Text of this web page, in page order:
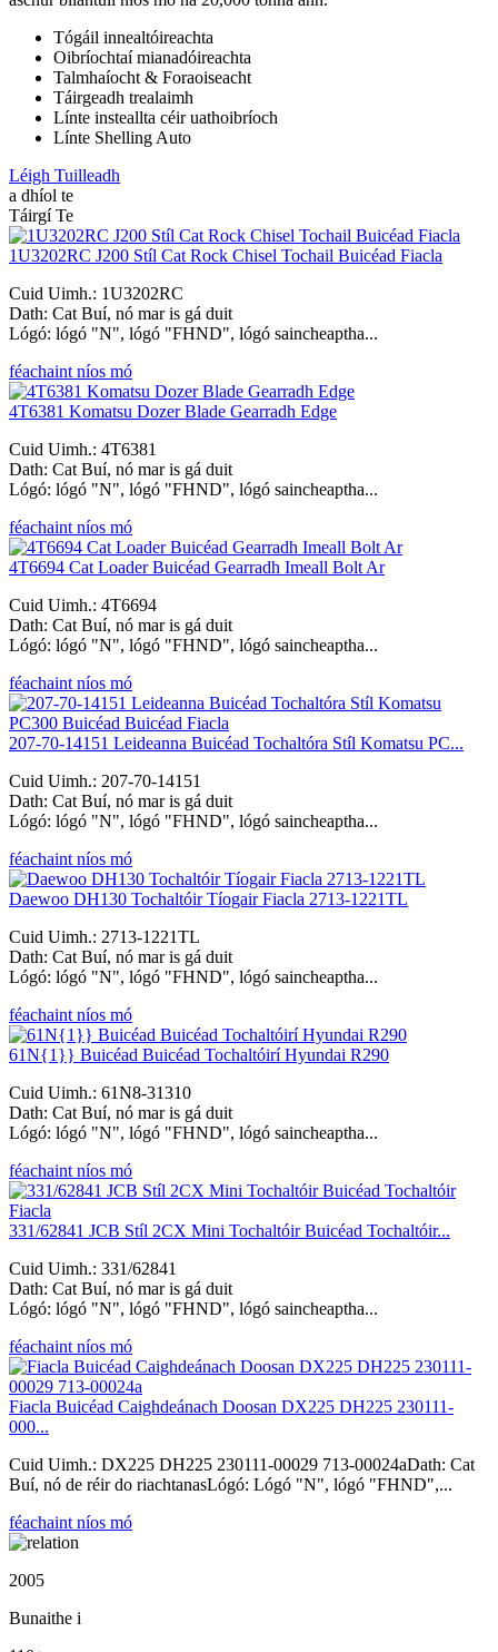
Tógáil innealtóireachta
Oibríochtaí mianadóireachta
Talmhaíocht & Foraoiseacht
Táirgeadh trealaimh
Línte insteallta céir uathoibríoch
Línte Shelling Auto
Léigh Tuilleadh
a dhíol te
Táirgí Te
1U3202RC J200 Stíl Cat Rock Chisel Tochail Buicéad Fiacla
Cuid Uimh.: 1U3202RC
Dath: Cat Buí, nó mar is gá duit
Lógó: lógó "N", lógó "FHND", lógó saincheaptha...
féachaint níos mó
4T6381 Komatsu Dozer Blade Gearradh Edge
Cuid Uimh.: 4T6381
Dath: Cat Buí, nó mar is gá duit
Lógó: lógó "N", lógó "FHND", lógó saincheaptha...
féachaint níos mó
4T6694 Cat Loader Buicéad Gearradh Imeall Bolt Ar
Cuid Uimh.: 4T6694
Dath: Cat Buí, nó mar is gá duit
Lógó: lógó "N", lógó "FHND", lógó saincheaptha...
féachaint níos mó
207-70-14151 Leideanna Buicéad Tochaltóra Stíl Komatsu PC...
Cuid Uimh.: 207-70-14151
Dath: Cat Buí, nó mar is gá duit
Lógó: lógó "N", lógó "FHND", lógó saincheaptha...
féachaint níos mó
Daewoo DH130 Tochaltóir Tíogair Fiacla 2713-1221TL
Cuid Uimh.: 2713-1221TL
Dath: Cat Buí, nó mar is gá duit
Lógó: lógó "N", lógó "FHND", lógó saincheaptha...
féachaint níos mó
61N{1}} Buicéad Buicéad Tochaltóirí Hyundai R290
Cuid Uimh.: 61N8-31310
Dath: Cat Buí, nó mar is gá duit
Lógó: lógó "N", lógó "FHND", lógó saincheaptha...
féachaint níos mó
331/62841 JCB Stíl 2CX Mini Tochaltóir Buicéad Tochaltóir...
Cuid Uimh.: 331/62841
Dath: Cat Buí, nó mar is gá duit
Lógó: lógó "N", lógó "FHND", lógó saincheaptha...
féachaint níos mó
Fiacla Buicéad Caighdeánach Doosan DX225 DH225 230111-
000...
Cuid Uimh.: DX225 DH225 230111-00029 713-00024aDath: Cat
Buí, nó de réir do riachtanasLógó: Lógó "N", lógó "FHND",...
féachaint níos mó
2005
Bunaithe i